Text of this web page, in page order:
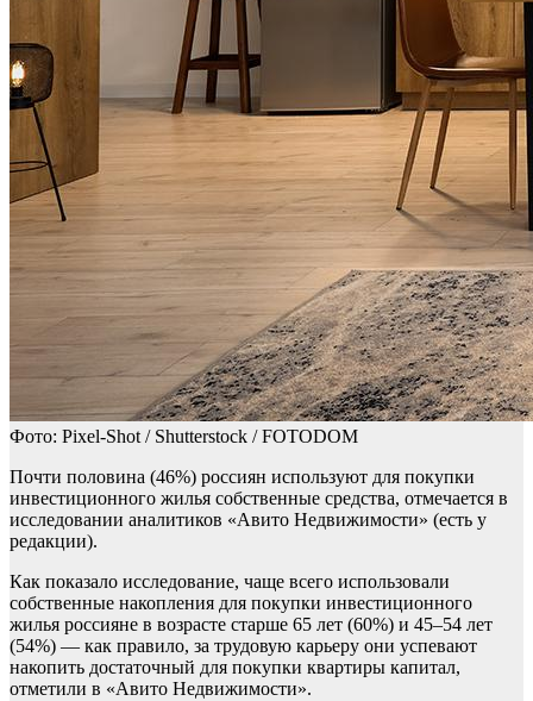
Фото: Pixel-Shot / Shutterstock / FOTODOM
Почти половина (46%) россиян используют для покупки
инвестиционного жилья собственные средства, отмечается в
исследовании аналитиков «Авито Недвижимости» (есть у
редакции).
Как показало исследование, чаще всего использовали
собственные накопления для покупки инвестиционного
жилья россияне в возрасте старше 65 лет (60%) и 45–54 лет
(54%) — как правило, за трудовую карьеру они успевают
накопить достаточный для покупки квартиры капитал,
отметили в «Авито Недвижимости».